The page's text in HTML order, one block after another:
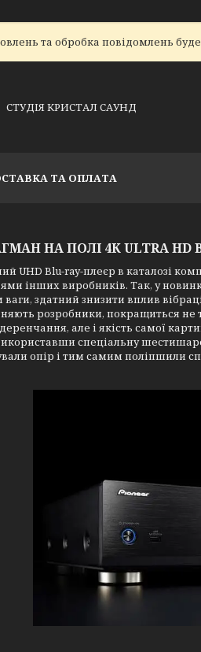
та обробка повідомлень
СТУДІЯ КРИСТАЛ САУНД
ТА ОПЛАТА
НА ПОЛІ 4К ULTRA HD
UHD Blu-ray-плеєр в каталозі
інших виробників. Так, у
здатний знизити вплив
розробники, покращиться не
але і якість самої
спеціальну
опір і тим самим поліпшили